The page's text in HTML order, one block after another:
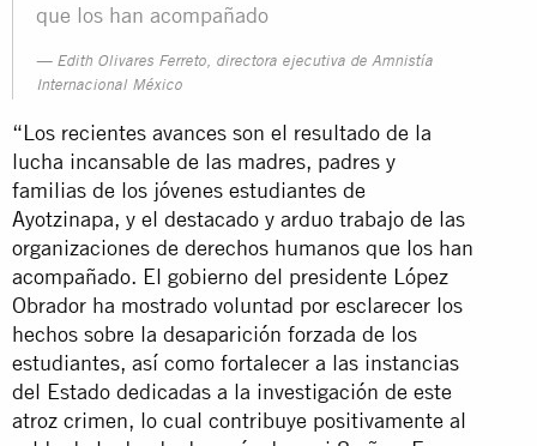
que los han acompañado
Edith Olivares Ferreto, directora ejecutiva de Amnistía
Internacional México
“Los recientes avances son el resultado de la
lucha incansable de las madres, padres y
familias de los jóvenes estudiantes de
Ayotzinapa, y el destacado y arduo trabajo de las
organizaciones de derechos humanos que los han
acompañado. El gobierno del presidente López
Obrador ha mostrado voluntad por esclarecer los
hechos sobre la desaparición forzada de los
estudiantes, así como fortalecer a las instancias
del Estado dedicadas a la investigación de este
atroz crimen, lo cual contribuye positivamente al